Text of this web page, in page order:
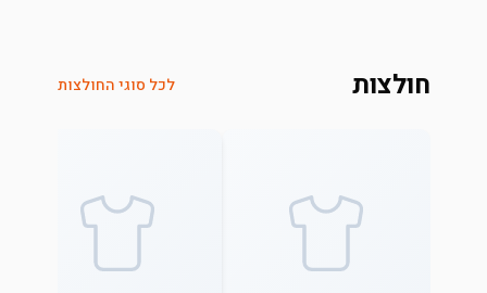
חולצות לכל סוגי החולצות